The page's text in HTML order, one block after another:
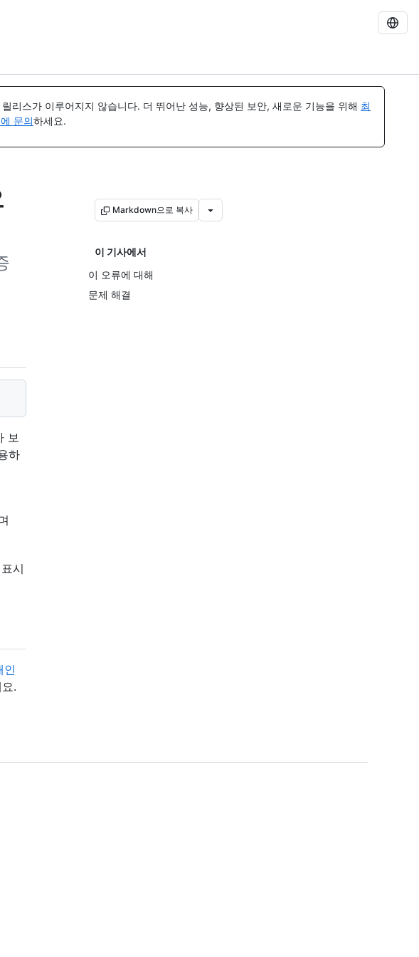
리스가 이루어지지 않습니다. 더 뛰어난 성능, 향상된 보안, 새로운 기능을 위해 최
문의하세요.
Markdown으로 복사
이 기사에서
이 오류에 대해
문제 해결
보
하
시
인
.